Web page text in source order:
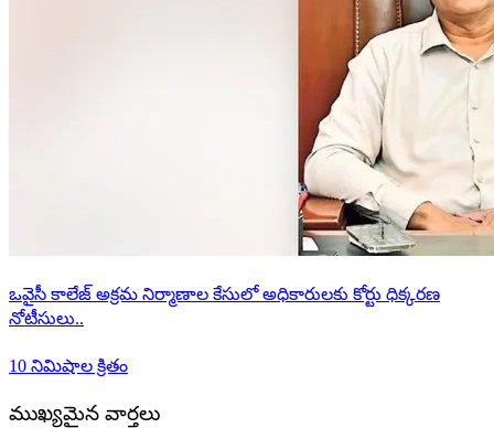
ఒవైసీ కాలేజ్ అక్రమ నిర్మాణాల కేసులో అధికారులకు కోర్టు ధిక్కరణ
నోటీసులు..
10 నిమిషాల క్రితం
ముఖ్యమైన వార్తలు